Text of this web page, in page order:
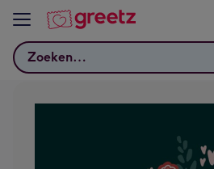
Bekijk meer
Zoeken